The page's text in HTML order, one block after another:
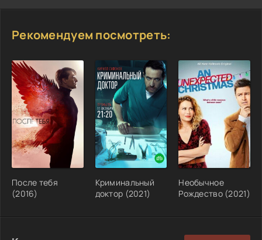
Рекомендуем посмотреть:
После тебя
(2016)
Криминальный
доктор (2021)
Необычное
Рождество (2021)